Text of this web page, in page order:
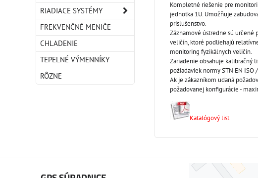
Kompletné riešenie pre
jednotka 1U. Umožňuje
príslušenstvo.
Záznamové ústredne sú určené
veličín, ktoré podliehajú
monitoring fyzikálnych veličín.
Zariadenie obsahuje kalibračný
požiadaviek normy STN EN
Ak je zákazníkom udaná
požadovanej konfigurácie -
Katalógový list
RIADIACE SYSTÉMY
FREKVENČNÉ MENIČE
CHLADENIE
TEPELNÉ VÝMENNÍKY
RÔZNE